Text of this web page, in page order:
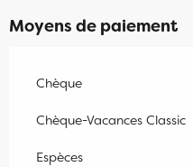
Moyens de paiement
Chèque
Chèque-Vacances Classic
Espèces